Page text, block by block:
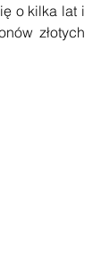
o kilka lat i
złotych